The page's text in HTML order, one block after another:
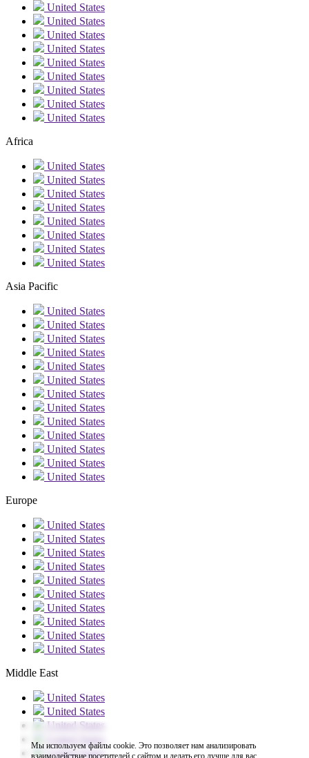
Мы используем файлы cookie. Это позволяет нам анализировать
взаимодействие посетителей с сайтом и делать его лучше для вас.
United States
United States
United States
United States
United States
United States
United States
United States
United States
Africa
United States
United States
United States
United States
United States
United States
United States
United States
Asia Pacific
United States
United States
United States
United States
United States
United States
United States
United States
United States
United States
United States
United States
United States
Europe
United States
United States
United States
United States
United States
United States
United States
United States
United States
United States
Middle East
United States
United States
United States
United States